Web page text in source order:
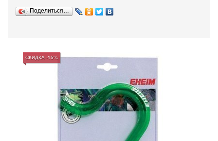
Поделиться…
СКИДКА -15%